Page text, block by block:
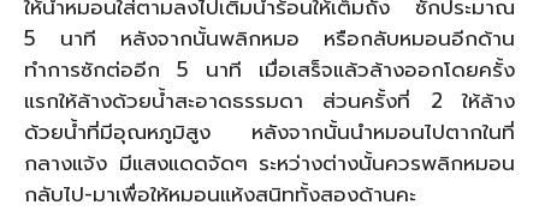
ให้นำหมอนใส่ตามลงไปเติมน้ำร้อนให้เต็มถัง ซักประมาณ
5 นาที หลังจากนั้นพลิกหมอ หรือกลับหมอนอีกด้าน
ทำการซักต่ออีก 5 นาที เมื่อเสร็จแล้วล้างออกโดยครั้ง
แรกให้ล้างด้วยน้ำสะอาดธรรมดา ส่วนครั้งที่ 2 ให้ล้าง
ด้วยน้ำที่มีอุณหภูมิสูง หลังจากนั้นนำหมอนไปตากในที่
กลางแจ้ง มีแสงแดดจัดๆ ระหว่างต่างนั้นควรพลิกหมอน
กลับไป-มาเพื่อให้หมอนแห้งสนิททั้งสองด้านคะ